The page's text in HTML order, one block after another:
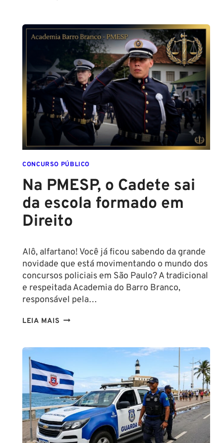
SER
POLICIAL?
DESCUBRA
AS
NOVAS
REGRAS!
ALTURA
MÍNIMA
PARA
CONCURSO
POLICIAL:
CONCURSO PÚBLICO
Na PMESP, o Cadete sai
da escola formado em
Direito
Alô, alfartano! Você já ficou sabendo da grande
novidade que está movimentando o mundo dos
concursos policiais em São Paulo? A tradicional
e respeitada Academia do Barro Branco,
responsável pela…
LEIA MAIS NA
SAI
DA
ESCOLA
FORMADO
EM
DIREITO